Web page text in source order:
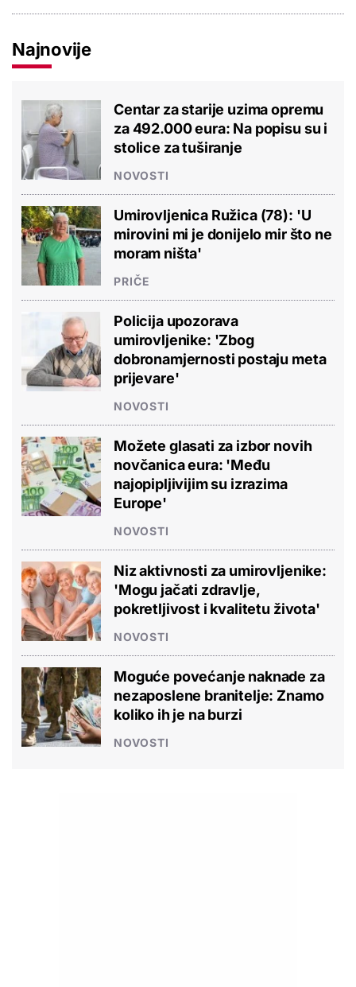
Najnovije
Centar za starije uzima opremu
za 492.000 eura: Na popisu su i
stolice za tuširanje
NOVOSTI
Umirovljenica Ružica (78): 'U
mirovini mi je donijelo mir što ne
moram ništa'
PRIČE
Policija upozorava
umirovljenike: 'Zbog
dobronamjernosti postaju meta
prijevare'
NOVOSTI
Možete glasati za izbor novih
novčanica eura: 'Među
najopipljivijim su izrazima
Europe'
NOVOSTI
Niz aktivnosti za umirovljenike:
'Mogu jačati zdravlje,
pokretljivost i kvalitetu života'
NOVOSTI
Moguće povećanje naknade za
nezaposlene branitelje: Znamo
koliko ih je na burzi
NOVOSTI